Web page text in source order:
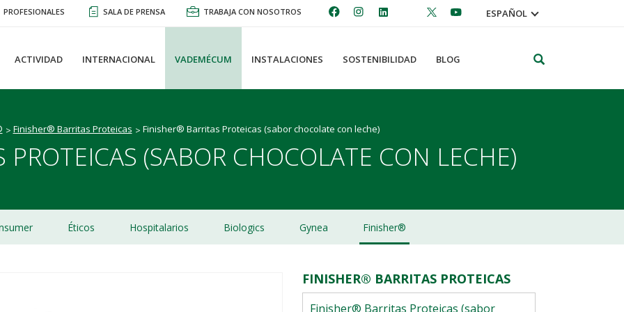
PROFESIONALES SALA DE PRENSA TRABAJA CON NOSOTROS ESPAÑOL
ACTIVIDAD INTERNACIONAL VADEMÉCUM INSTALACIONES SOSTENIBILIDAD BLOG
Finisher® Barritas Proteicas Finisher® Barritas Proteicas (sabor chocolate con leche)
(SABOR CHOCOLATE CON LECHE)
Éticos Hospitalarios Biologics Gynea Finisher®
FINISHER® BARRITAS PROTEICAS
Finisher® Barritas Proteicas (sabor